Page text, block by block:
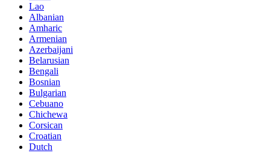
Lao
Albanian
Amharic
Armenian
Azerbaijani
Belarusian
Bengali
Bosnian
Bulgarian
Cebuano
Chichewa
Corsican
Croatian
Dutch